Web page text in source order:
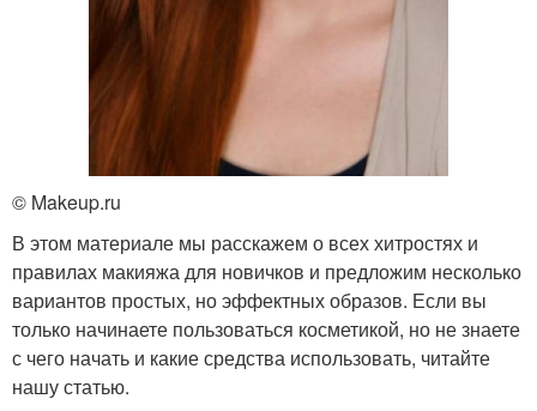
© Makeup.ru
В этом материале мы расскажем о всех хитростях и
правилах макияжа для новичков и предложим несколько
вариантов простых, но эффектных образов. Если вы
только начинаете пользоваться косметикой, но не знаете
с чего начать и какие средства использовать, читайте
нашу статью.